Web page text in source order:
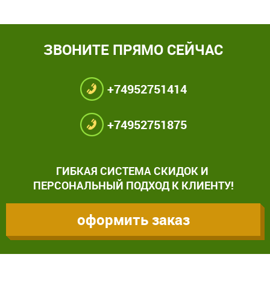
ЗВОНИТЕ ПРЯМО СЕЙЧАС
+74952751414
+74952751875
ГИБКАЯ СИСТЕМА СКИДОК И
ПЕРСОНАЛЬНЫЙ ПОДХОД К КЛИЕНТУ!
оформить заказ